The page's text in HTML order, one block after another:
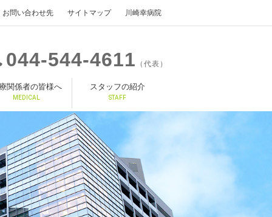
お問い合わせ先 サイトマップ 川崎幸病院
044 544 4611 （代表）
関係者の皆様へ
MEDICAL
スタッフの紹介
STAFF